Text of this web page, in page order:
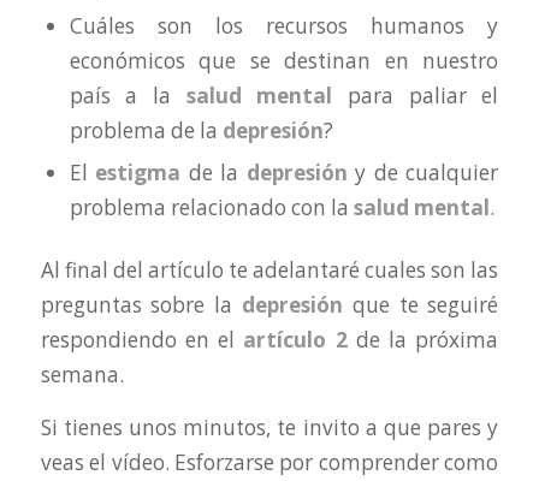
Cuáles son los recursos humanos y
económicos que se destinan en nuestro
país a la salud mental para paliar el
problema de la depresión?
El estigma de la depresión y de cualquier
problema relacionado con la salud mental.
Al final del artículo te adelantaré cuales son las
preguntas sobre la depresión que te seguiré
respondiendo en el artículo 2 de la próxima
semana.
Si tienes unos minutos, te invito a que pares y
veas el vídeo. Esforzarse por comprender como